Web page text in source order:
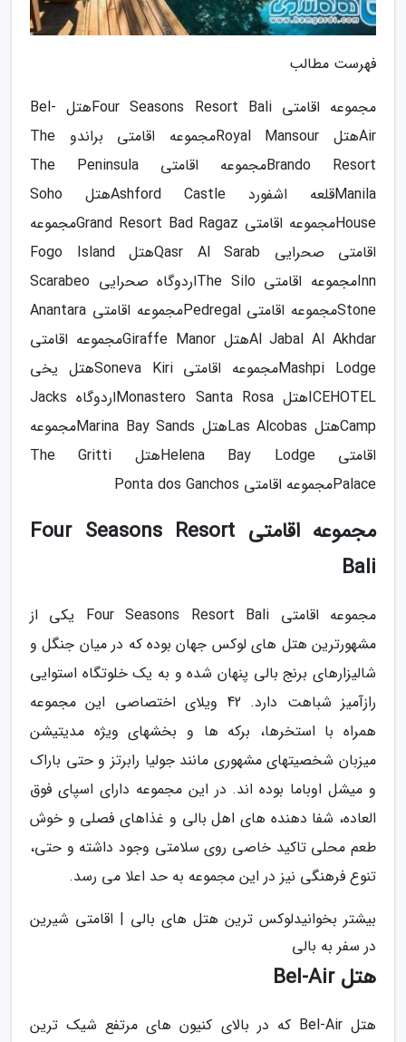
فهرست مطالب
مجموعه اقامتی Four Seasons Resort Baliهتل Bel-
Airهتل Royal Mansourمجموعه اقامتی براندو The
Brando Resortمجموعه اقامتی The Peninsula
Manilaقلعه اشفورد Ashford Castleهتل Soho
Houseمجموعه اقامتی Grand Resort Bad Ragazمجموعه
اقامتی صحرایی Qasr Al Sarabهتل Fogo Island
Innمجموعه اقامتی The Siloاردوگاه صحرایی Scarabeo
Stoneمجموعه اقامتی Pedregalمجموعه اقامتی Anantara
Al Jabal Al Akhdarهتل Giraffe Manorمجموعه اقامتی
Mashpi Lodgeمجموعه اقامتی Soneva Kiriهتل یخی
ICEHOTELهتل Monastero Santa Rosaاردوگاه Jacks
Campهتل Las Alcobasهتل Marina Bay Sandsمجموعه
اقامتی Helena Bay Lodgeهتل The Gritti
Palaceمجموعه اقامتی Ponta dos Ganchos
مجموعه اقامتی Four Seasons Resort
Bali
مجموعه اقامتی Four Seasons Resort Bali یکی از
مشهورترین هتل های لوکس جهان بوده که در میان جنگل و
شالیزارهای برنج بالی پنهان شده و به یک خلوتگاه استوایی
رازآمیز شباهت دارد. 42 ویلای اختصاصی این مجموعه
همراه با استخرها، برکه ها و بخشهای ویژه مدیتیشن
میزبان شخصیتهای مشهوری مانند جولیا رابرتز و حتی باراک
و میشل اوباما بوده اند. در این مجموعه دارای اسپای فوق
العاده، شفا دهنده های اهل بالی و غذاهای فصلی و خوش
طعم محلی تاکید خاصی روی سلامتی وجود داشته و حتی،
تنوع فرهنگی نیز در این مجموعه به حد اعلا می رسد.
بیشتر بخوانیدلوکس ترین هتل های بالی | اقامتی شیرین
در سفر به بالی
هتل Bel-Air
هتل Bel-Air که در بالای کنیون های مرتفع شیک ترین